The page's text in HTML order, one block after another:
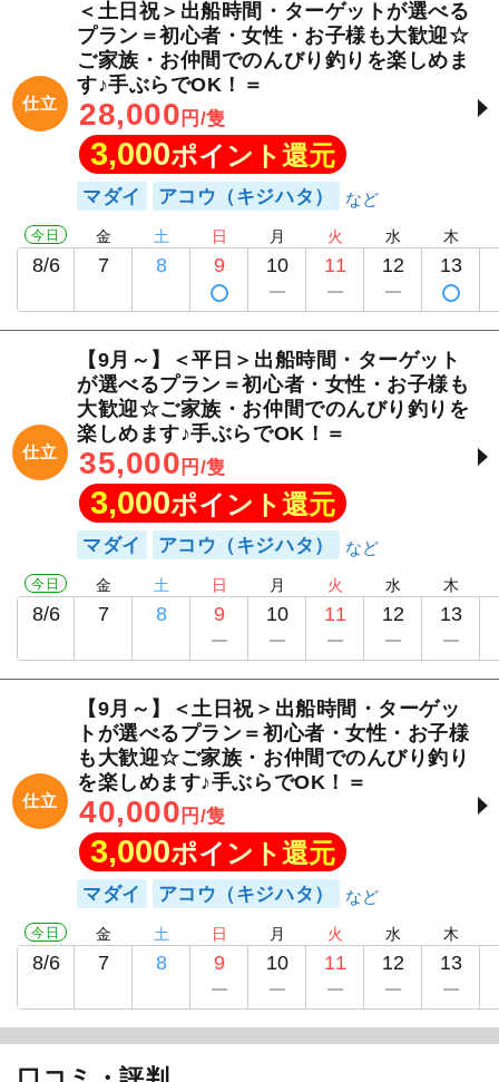
仕立
＜土日祝＞出船時間・ターゲットが選べる
プラン＝初心者・女性・お子様も大歓迎☆
ご家族・お仲間でのんびり釣りを楽しめま
す♪手ぶらでOK！＝
28,000 円/隻
3,000ポイント還元
マダイ アコウ（キジハタ）
今日
8/6
金
7
土
8
日
9
月
10
火
11
水
12
木
13
仕立
【9月～】＜平日＞出船時間・ターゲット
が選べるプラン＝初心者・女性・お子様も
大歓迎☆ご家族・お仲間でのんびり釣りを
楽しめます♪手ぶらでOK！＝
35,000 円/隻
3,000ポイント還元
マダイ アコウ（キジハタ）
今日
8/6
金
7
土
8
日
9
月
10
火
11
水
12
木
13
仕立
【9月～】＜土日祝＞出船時間・ターゲッ
トが選べるプラン＝初心者・女性・お子様
も大歓迎☆ご家族・お仲間でのんびり釣り
を楽しめます♪手ぶらでOK！＝
40,000 円/隻
3,000ポイント還元
マダイ アコウ（キジハタ）
今日
8/6
金
7
土
8
日
9
月
10
火
11
水
12
木
13
1/ 15